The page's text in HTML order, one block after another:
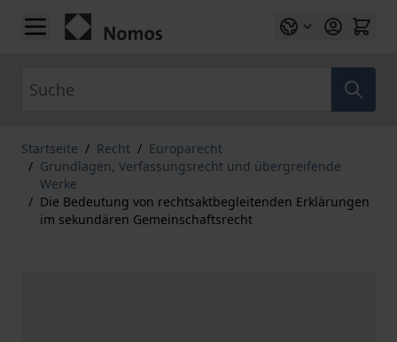
Zum Inhalt springen
Startseite / Recht / Europarecht
/ Grundlagen, Verfassungsrecht und übergreifende
Werke
/ Die Bedeutung von rechtsaktbegleitenden Erklärungen
im sekundären Gemeinschaftsrecht